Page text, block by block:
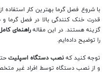
نصب یونیت داخلی:
مراحل نصب یونیت داخلی اسپلیت:
مرحله پایانی نصب یونیت داخلی
مرحله نهایی نصب اسپلیت
با شروع فصل گرما بهترین کار استفاده
قدرت خنک کنندگی بالا در فصل گرما
گزینه هستند. در این مقالهراهنمای
را توضیح داده‌ایم.
توجه کنید کهنصب دستگاه اسپلیت
و از نصب دستگاه توسط افراد غیر